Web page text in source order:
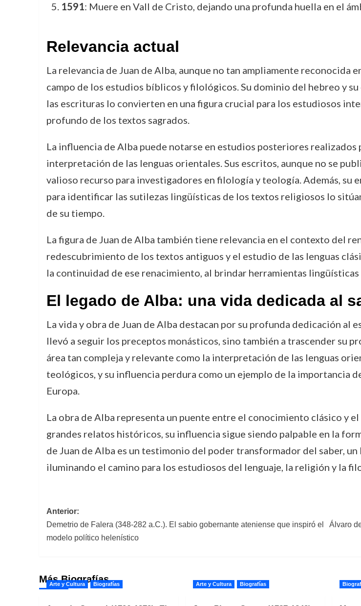
1591: Muere en Vall de Cristo, dejando una profunda huella en el
Relevancia actual
La relevancia de Juan de Alba, aunque no tan ampliamente reconocida
campo de los estudios bíblicos y filológicos. Su dominio del hebreo y
las escrituras lo convierten en una figura crucial para los estudiosos
profundo de los textos sagrados.
La influencia de Alba puede notarse en estudios posteriores
interpretación de las lenguas orientales. Sus escritos, aunque no se
valioso recurso para investigadores en filología y teología. Además, su
para identificar las sutilezas lingüísticas de los textos religiosos lo
de su tiempo.
La figura de Juan de Alba también tiene relevancia en el contexto del
redescubrimiento de los textos antiguos y el estudio de las lenguas
la continuidad de ese renacimiento, al brindar herramientas
El legado de Alba: una vida dedicada al
La vida y obra de Juan de Alba destacan por su profunda dedicación al
llevó a seguir los preceptos monásticos, sino también a trascender su
área tan compleja y relevante como la interpretación de las lenguas
teológicos, y su influencia perdura como un ejemplo de la importancia
Europa.
La obra de Alba representa un puente entre el conocimiento clásico y
grandes relatos históricos, su influencia sigue siendo palpable en la
de Juan de Alba es un testimonio del poder transformador del saber,
iluminando el camino para los estudiosos del lenguaje, la religión y la
Navegación
de
Anterior:
Demetrio de Falera (348-282 a.C.). El sabio gobernante ateniense que inspiró el
modelo político helenístico
Álvaro
Más Biografías
Arte y Cultura Biografías Arte y Cultura Biografías